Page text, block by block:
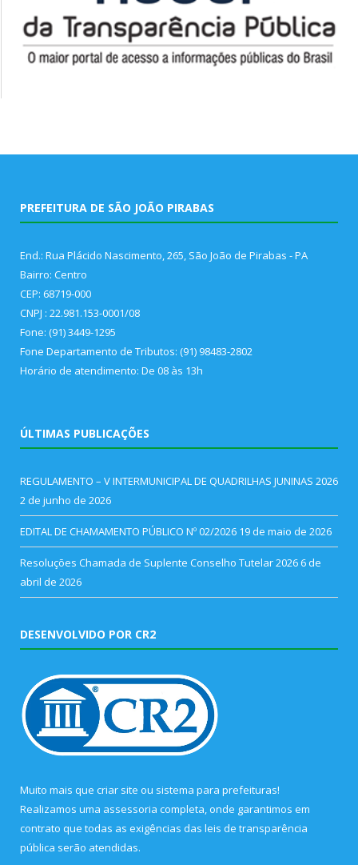
PREFEITURA DE SÃO JOÃO PIRABAS
End.: Rua Plácido Nascimento, 265, São João de Pirabas - PA
Bairro: Centro
CEP: 68719-000
CNPJ : 22.981.153-0001/08
Fone: (91) 3449-1295
Fone Departamento de Tributos: (91) 98483-2802
Horário de atendimento: De 08 às 13h
ÚLTIMAS PUBLICAÇÕES
REGULAMENTO – V INTERMUNICIPAL DE QUADRILHAS JUNINAS 2026
2 de junho de 2026
EDITAL DE CHAMAMENTO PÚBLICO Nº 02/2026 19 de maio de 2026
Resoluções Chamada de Suplente Conselho Tutelar 2026 6 de
abril de 2026
DESENVOLVIDO POR CR2
Muito mais que criar site ou sistema para prefeituras!
Realizamos uma assessoria completa, onde garantimos em
contrato que todas as exigências das leis de transparência
pública serão atendidas.